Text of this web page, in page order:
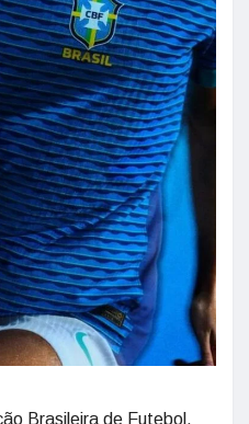
Brasileira de Futebol,